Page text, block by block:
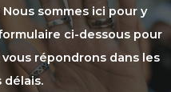
sommes ici pour y
ci-dessous pour
répondrons dans les
délais.